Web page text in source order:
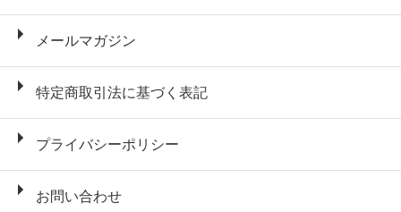
メールマガジン
特定商取引法に基づく表記
プライバシーポリシー
お問い合わせ